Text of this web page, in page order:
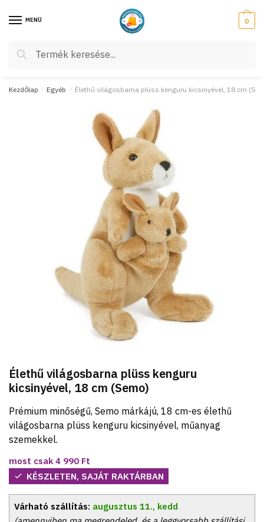
MENÜ
Keresés
Keresés
0
Kezdőlap / Egyéb / Élethű világosbarna plüss kenguru kicsinyével, 18 cm
Élethű világosbarna plüss kenguru
kicsinyével, 18 cm (Semo)
Prémium minőségű, Semo márkájú, 18 cm-es élethű
világosbarna plüss kenguru kicsinyével, műanyag
szemekkel.
most csak 4 990 Ft
KÉSZLETEN, SAJÁT RAKTÁRBAN
Várható szállítás: augusztus 11., kedd